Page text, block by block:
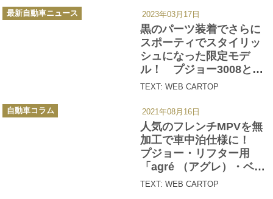
黒のパーツ装着でさらに
スポーティでスタイリッ
シュになった限定モデ
ル！ プジョー3008と
5008に特別仕様車「ブラ
TEXT: WEB CARTOP
カ
テ
最新自動車ニュース 2023年03月17日
人気のフレンチMPVを無
加工で車中泊仕様に！
プジョー・リフター用
「agré （アグレ）・ベッ
ドキット」発売
TEXT: WEB CARTOP
カ
テ
自動車コラム 2021年08月16日